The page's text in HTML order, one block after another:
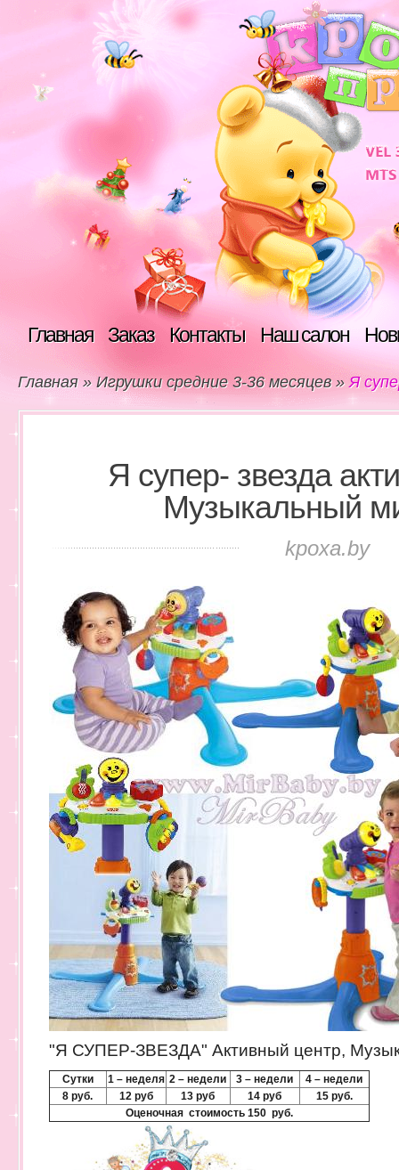
Главная Заказ Контакты Наш салон
Главная » Игрушки средние 3-36 месяцев »Я
Я супер- звезда
Музыкальный
kpoxa.by
"Я СУПЕР-ЗВЕЗДА" Активный центр,
Сутки 1 – неделя 2 – недели 3 – недели
4 – недели
8 руб.
12 руб 13 руб 14 руб
15 руб.
Оценочная стоимость 150 руб.